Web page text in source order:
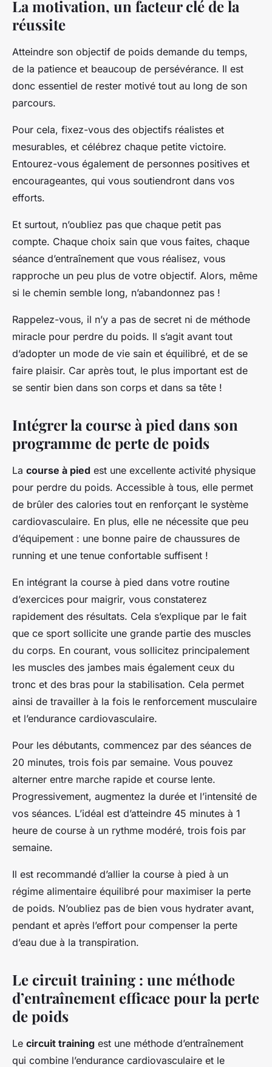
La motivation, un facteur clé de la
réussite
Atteindre son objectif de poids demande du temps,
de la patience et beaucoup de persévérance. Il est
donc essentiel de rester motivé tout au long de son
parcours.
Pour cela, fixez-vous des objectifs réalistes et
mesurables, et célébrez chaque petite victoire.
Entourez-vous également de personnes positives et
encourageantes, qui vous soutiendront dans vos
efforts.
Et surtout, n’oubliez pas que chaque petit pas
compte. Chaque choix sain que vous faites, chaque
séance d’entraînement que vous réalisez, vous
rapproche un peu plus de votre objectif. Alors, même
si le chemin semble long, n’abandonnez pas !
Rappelez-vous, il n’y a pas de secret ni de méthode
miracle pour perdre du poids. Il s’agit avant tout
d’adopter un mode de vie sain et équilibré, et de se
faire plaisir. Car après tout, le plus important est de
se sentir bien dans son corps et dans sa tête !
Intégrer la course à pied dans son
programme de perte de poids
La course à pied est une excellente activité physique
pour perdre du poids. Accessible à tous, elle permet
de brûler des calories tout en renforçant le système
cardiovasculaire. En plus, elle ne nécessite que peu
d’équipement : une bonne paire de chaussures de
running et une tenue confortable suffisent !
En intégrant la course à pied dans votre routine
d’exercices pour maigrir, vous constaterez
rapidement des résultats. Cela s’explique par le fait
que ce sport sollicite une grande partie des muscles
du corps. En courant, vous sollicitez principalement
les muscles des jambes mais également ceux du
tronc et des bras pour la stabilisation. Cela permet
ainsi de travailler à la fois le renforcement musculaire
et l’endurance cardiovasculaire.
Pour les débutants, commencez par des séances de
20 minutes, trois fois par semaine. Vous pouvez
alterner entre marche rapide et course lente.
Progressivement, augmentez la durée et l’intensité de
vos séances. L’idéal est d’atteindre 45 minutes à 1
heure de course à un rythme modéré, trois fois par
semaine.
Il est recommandé d’allier la course à pied à un
régime alimentaire équilibré pour maximiser la perte
de poids. N’oubliez pas de bien vous hydrater avant,
pendant et après l’effort pour compenser la perte
d’eau due à la transpiration.
Le circuit training : une méthode
d’entraînement efficace pour la perte
de poids
Le circuit training est une méthode d’entraînement
qui combine l’endurance cardiovasculaire et le